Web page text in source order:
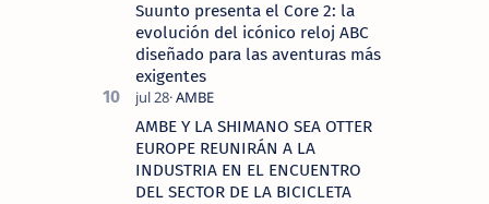
Suunto presenta el Core 2: la
evolución del icónico reloj ABC
diseñado para las aventuras más
exigentes
AMBE Y LA SHIMANO SEA OTTER
EUROPE REUNIRÁN A LA
INDUSTRIA EN EL ENCUENTRO
DEL SECTOR DE LA BICICLETA